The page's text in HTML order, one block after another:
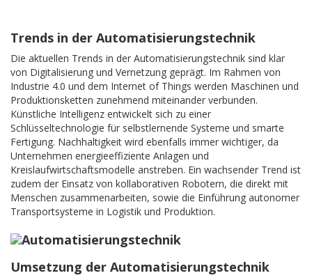
Trends in der Automatisierungstechnik
Die aktuellen Trends in der Automatisierungstechnik sind klar
von Digitalisierung und Vernetzung geprägt. Im Rahmen von
Industrie 4.0 und dem Internet of Things werden Maschinen und
Produktionsketten zunehmend miteinander verbunden.
Künstliche Intelligenz entwickelt sich zu einer
Schlüsseltechnologie für selbstlernende Systeme und smarte
Fertigung. Nachhaltigkeit wird ebenfalls immer wichtiger, da
Unternehmen energieeffiziente Anlagen und
Kreislaufwirtschaftsmodelle anstreben. Ein wachsender Trend ist
zudem der Einsatz von kollaborativen Robotern, die direkt mit
Menschen zusammenarbeiten, sowie die Einführung autonomer
Transportsysteme in Logistik und Produktion.
Umsetzung der Automatisierungstechnik